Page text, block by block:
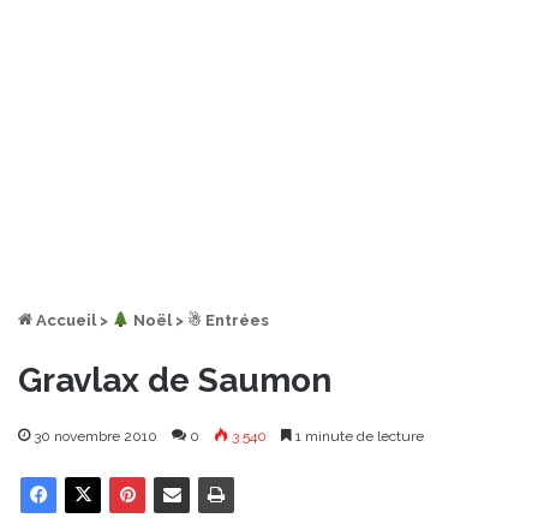
Accueil > ︎ Noël > ☃ Entrées
Gravlax de Saumon
30 novembre 2010 0 3 540 1 minute de lecture